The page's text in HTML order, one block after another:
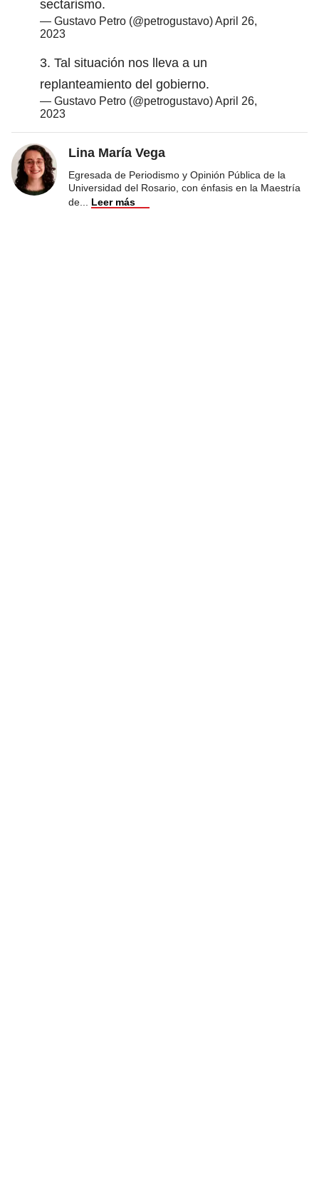
sectarismo.
— Gustavo Petro (@petrogustavo)April 26,
2023
3. Tal situación nos lleva a un
replanteamiento del gobierno.
— Gustavo Petro (@petrogustavo)April 26,
2023
Lina María Vega
Egresada de Periodismo y Opinión Pública de la
Universidad del Rosario, con énfasis en la Maestría
de
Leer más